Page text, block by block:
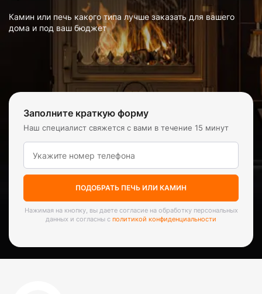
Камин или печь какого типа лучше заказать для вашего
дома и под ваш бюджет
Заполните краткую форму
Наш специалист свяжется с вами в течение 15 минут
ПОДОБРАТЬ ПЕЧЬ ИЛИ КАМИН
Нажимая на кнопку, вы даете согласие на обработку персональных
данных и согласны с политикой конфиденциальности